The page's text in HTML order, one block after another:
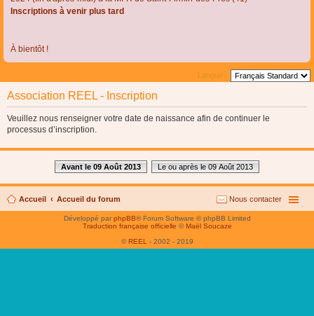
Inscriptions à venir plus tard
À bientôt !
Langue :
Association REEL - Inscription
Veuillez nous renseigner votre date de naissance afin de continuer le
processus d’inscription.
Avant le 09 Août 2013 Le ou après le 09 Août 2013
Accueil Accueil du forum Nous contacter
Développé parphpBB® Forum Software © phpBB Limited
Traduction française officielle © Maël Soucaze
© REEL - 2002 - 2019